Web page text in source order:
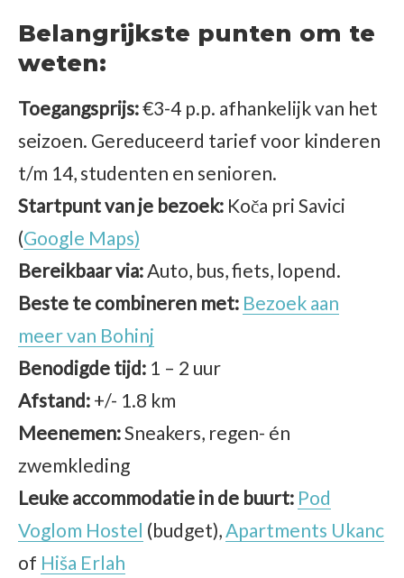
Belangrijkste punten om te
weten:
Toegangsprijs:€3-4 p.p. afhankelijk van het
seizoen. Gereduceerd tarief voor kinderen
t/m 14, studenten en senioren.
Startpunt van je bezoek: Koča pri Savici
(Google Maps)
Bereikbaar via:Auto, bus, fiets, lopend.
Beste te combineren met: Bezoek aan
meer van Bohinj
Benodigde tijd: 1 – 2 uur
Afstand: +/- 1.8 km
Meenemen:Sneakers, regen- én
zwemkleding
Leuke accommodatie in de buurt: Pod
Voglom Hostel (budget),Apartments Ukanc
of Hiša Erlah